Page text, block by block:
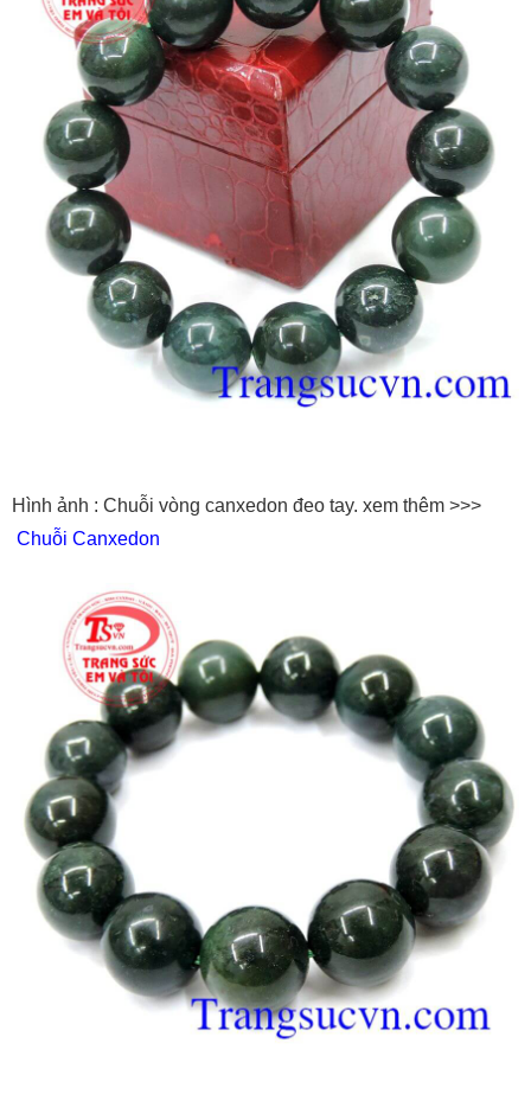
Hình ảnh : Chuỗi vòng canxedon đeo tay. xem thêm >>>
Chuỗi Canxedon